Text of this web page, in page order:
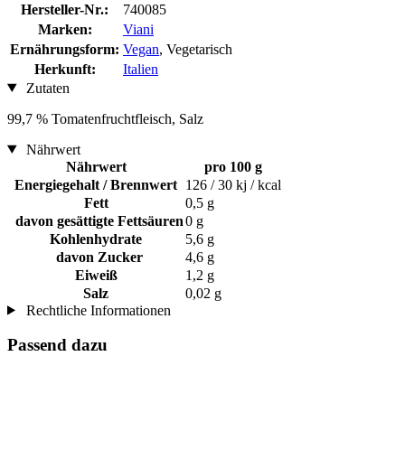
Hersteller-Nr.:
740085
Marken:
Viani
Ernährungsform: Vegan, Vegetarisch
Herkunft:
Italien
Zutaten
99,7 % Tomatenfruchtfleisch, Salz
Nährwert
Nährwert
pro 100 g
Energiegehalt / Brennwert 126 / 30 kj / kcal
Fett
0,5 g
davon gesättigte Fettsäuren0 g
Kohlenhydrate
5,6 g
davon Zucker
4,6 g
Eiweiß
1,2 g
Salz
0,02 g
Rechtliche Informationen
Passend dazu